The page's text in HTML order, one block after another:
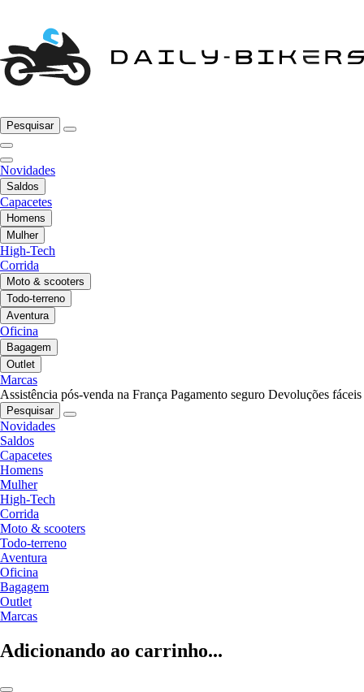
Pesquisar
Novidades
Saldos
Capacetes
Homens
Mulher
High-Tech
Corrida
Moto & scooters
Todo-terreno
Aventura
Oficina
Bagagem
Outlet
Marcas
Assistência pós-venda na França Pagamento seguro Devoluções fáceis
Pesquisar
Novidades
Saldos
Capacetes
Homens
Mulher
High-Tech
Corrida
Moto & scooters
Todo-terreno
Aventura
Oficina
Bagagem
Outlet
Marcas
Adicionando ao carrinho...